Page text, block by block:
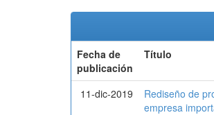
Fecha de
publicación
Título
11-dic-2019
Rediseño de
empresa